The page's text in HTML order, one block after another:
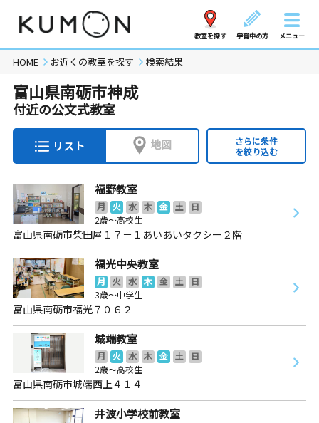
教室を探す 学習中の方 メニュー
HOME お近くの教室を探す 検索結果
富山県南砺市神成
付近の公文式教室
リスト 地図
さらに条件
を絞り込む
福野教室
月 火 水 木 金 土
日
2歳～高校生
富山県南砺市柴田屋１７－１あいあいタクシー２階
福光中央教室
月 火 水 木 金 土
日
3歳～中学生
富山県南砺市福光７０６２
城端教室
月 火 水 木 金 土
日
2歳～高校生
富山県南砺市城端西上４１４
井波小学校前教室